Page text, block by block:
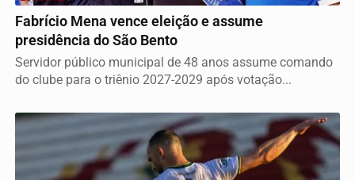
Fabrício Mena vence eleição e assume
presidência do São Bento
Servidor público municipal de 48 anos assume comando
do clube para o triênio 2027-2029 após votação...